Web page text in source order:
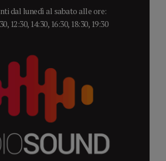
dal lunedì al sabato alle ore:
12:30, 14:30, 16:30, 18:30, 19:30